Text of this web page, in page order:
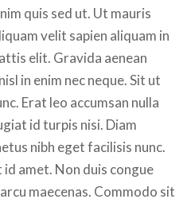
quis sed ut. Ut mauris
velit sapien aliquam in
elit. Gravida aenean
in enim nec neque. Sit ut
Erat leo accumsan nulla
id turpis nisi. Diam
nibh eget facilisis nunc.
amet. Non duis congue
maecenas. Commodo sit